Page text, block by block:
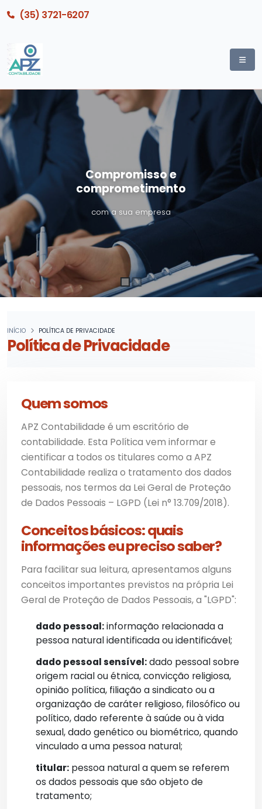
(35) 3721-6207
Compromisso e
comprometimento
com a sua empresa
Política de Privacidade
INÍCIO POLÍTICA DE PRIVACIDADE
Quem somos
APZ Contabilidade é um escritório de
contabilidade. Esta Política vem informar e
cientificar a todos os titulares como a APZ
Contabilidade realiza o tratamento dos dados
pessoais, nos termos da Lei Geral de Proteção
de Dados Pessoais – LGPD (Lei n° 13.709/2018).
Conceitos básicos: quais
informações eu preciso saber?
Para facilitar sua leitura, apresentamos alguns
conceitos importantes previstos na própria Lei
Geral de Proteção de Dados Pessoais, a "LGPD":
dado pessoal:informação relacionada a
pessoa natural identificada ou identificável;
dado pessoal sensível:dado pessoal sobre
origem racial ou étnica, convicção religiosa,
opinião política, filiação a sindicato ou a
organização de caráter religioso, filosófico ou
político, dado referente à saúde ou à vida
sexual, dado genético ou biométrico, quando
vinculado a uma pessoa natural;
titular: pessoa natural a quem se referem
os dados pessoais que são objeto de
tratamento;